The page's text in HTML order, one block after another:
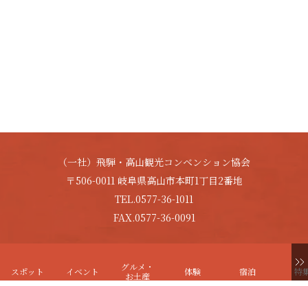
（一社）飛騨・高山観光コンベンション協会
〒506-0011 岐阜県高山市本町1丁目2番地
TEL.0577-36-1011
FAX.0577-36-0091
スポット イベント
グルメ・
お土産
体験 宿泊 特